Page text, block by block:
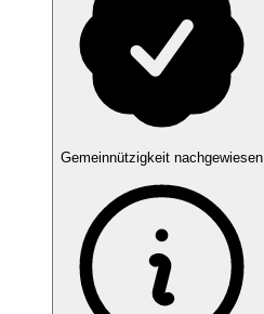
Gemeinnützigkeit nachgewiesen